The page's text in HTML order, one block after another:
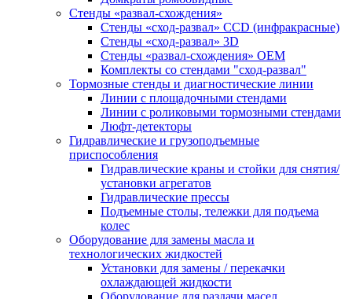
Стенды «развал-схождения»
Стенды «сход-развал» CCD (инфракрасные)
Стенды «сход-развал» 3D
Стенды «развал-схождения» ОЕМ
Комплекты со стендами "сход-развал"
Тормозные стенды и диагностические линии
Линии с площадочными стендами
Линии с роликовыми тормозными стендами
Люфт-детекторы
Гидравлические и грузоподъемные
приспособления
Гидравлические краны и стойки для снятия/
установки агрегатов
Гидравлические прессы
Подъемные столы, тележки для подъема
колес
Оборудование для замены масла и
технологических жидкостей
Установки для замены / перекачки
охлаждающей жидкости
Оборудование для раздачи масел